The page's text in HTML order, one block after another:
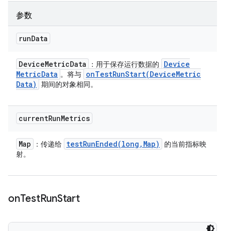
参数
runData
DeviceMetricData ：用于保存运行数据的
Device
MetricData 。将与 onTestRunStart(DeviceMetric
Data)
期间的对象相同。
currentRunMetrics
Map ：传递给 testRunEnded(long , Map)
的当前指标映
射。
onTestRunStart